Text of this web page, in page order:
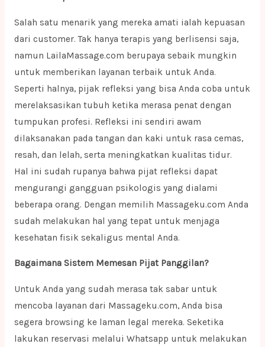
Salah satu menarik yang mereka amati ialah kepuasan
dari customer. Tak hanya terapis yang berlisensi saja,
namun LailaMassage.com berupaya sebaik mungkin
untuk memberikan layanan terbaik untuk Anda.
Seperti halnya, pijak refleksi yang bisa Anda coba untuk
merelaksasikan tubuh ketika merasa penat dengan
tumpukan profesi. Refleksi ini sendiri awam
dilaksanakan pada tangan dan kaki untuk rasa cemas,
resah, dan lelah, serta meningkatkan kualitas tidur.
Hal ini sudah rupanya bahwa pijat refleksi dapat
mengurangi gangguan psikologis yang dialami
beberapa orang. Dengan memilih Massageku.com Anda
sudah melakukan hal yang tepat untuk menjaga
kesehatan fisik sekaligus mental Anda.
Bagaimana Sistem Memesan Pijat Panggilan?
Untuk Anda yang sudah merasa tak sabar untuk
mencoba layanan dari Massageku.com, Anda bisa
segera browsing ke laman legal mereka. Seketika
lakukan reservasi melalui Whatsapp untuk melakukan